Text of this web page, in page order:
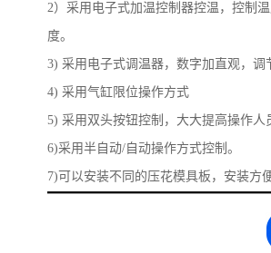
2）采用电子式加温控制器控温，控制
度。
3) 采用电子式调温器，数字加直观，调
4) 采用气缸限位操作方式
5) 采用双头按钮控制，大大提高操作人
6)采用半自动/ 自动操作方式控制。
7) 可以安装不同的压花模具板，安装方